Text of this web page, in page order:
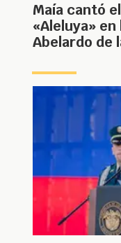
Maía cantó
«Aleluya»
Abelardo de